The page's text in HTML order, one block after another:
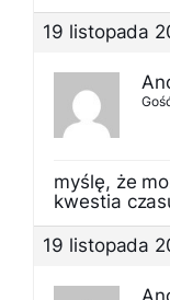
19 listopada
myślę, że
kwestia
19 listopada